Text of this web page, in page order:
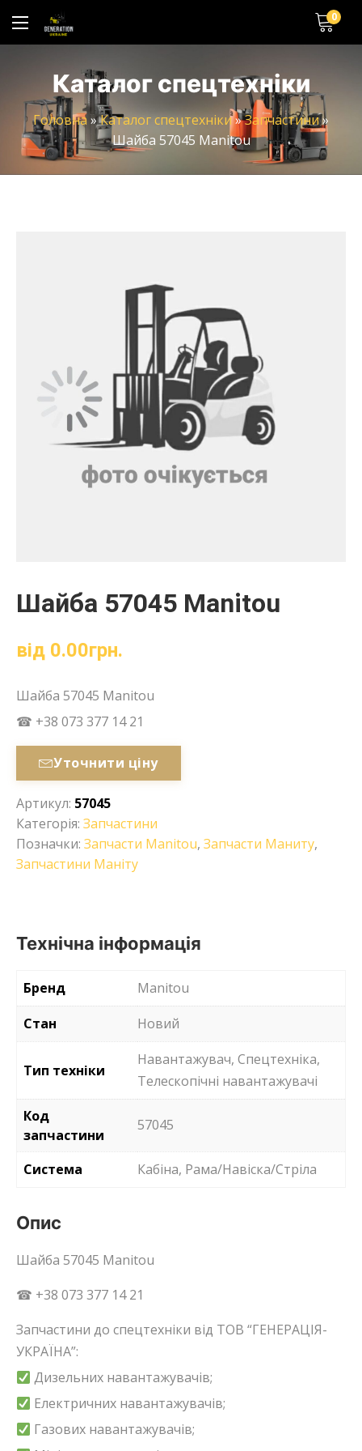
0
Каталог спецтехніки
Головна»Каталог спецтехніки»Запчастини»
Шайба 57045 Manitou
Шайба 57045 Manitou
від 0.00грн.
Шайба 57045 Manitou
☎ +38 073 377 14 21
Уточнити ціну
Артикул: 57045
Категорія: Запчастини
Позначки: Запчасти Manitou, Запчасти Маниту,
Запчастини Маніту
Технічна інформація
Бренд
Manitou
Стан
Новий
Тип техніки
Навантажувач, Спецтехніка,
Телескопічні навантажувачі
Код
запчастини
57045
Система Кабіна, Рама/Навіска/Стріла
Опис
Шайба 57045 Manitou
☎ +38 073 377 14 21
Запчастини до спецтехніки від ТОВ “ГЕНЕРАЦІЯ-
УКРАЇНА”:
Дизельних навантажувачів;
Електричних навантажувачів;
Газових навантажувачів;